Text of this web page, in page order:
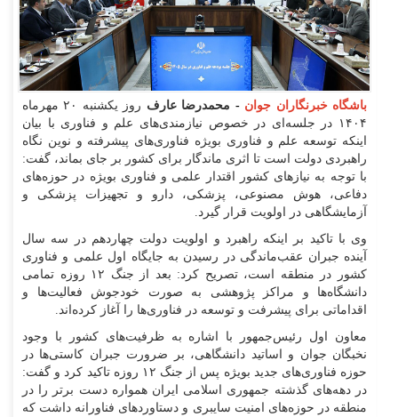
باشگاه خبرنگاران جوان- محمدرضا عارف
روز یکشنبه ۲۰ مهرماه
۱۴۰۴ در جلسه‌ای در خصوص نیازمندی‌های علم و فناوری با بیان
اینکه توسعه علم و فناوری بویژه فناوری‌های پیشرفته و نوین نگاه
راهبردی دولت است تا اثری ماندگار برای کشور بر جای بماند، گفت:
با توجه به نیازهای کشور اقتدار علمی و فناوری بویژه در حوزه‌های
دفاعی، هوش مصنوعی، پزشکی، دارو و تجهیزات پزشکی و
آزمایشگاهی در اولویت قرار گیرد.
وی با تاکید بر اینکه راهبرد و اولویت دولت چهاردهم در سه سال
آینده جبران عقب‌ماندگی در رسیدن به جایگاه اول علمی و فناوری
کشور در منطقه است، تصریح کرد: بعد از جنگ ۱۲ روزه تمامی
دانشگاه‌ها و مراکز پژوهشی به صورت خودجوش فعالیت‌ها و
اقداماتی برای پیشرفت و توسعه در فناوری‌ها را آغاز کرده‌اند.
معاون اول رئیس‌جمهور با اشاره به ظرفیت‌های کشور با وجود
نخبگان جوان و اساتید دانشگاهی، بر ضرورت جبران کاستی‌ها در
حوزه فناوری‌های جدید بویژه پس از جنگ ۱۲ روزه تاکید کرد و گفت:
در دهه‌های گذشته جمهوری اسلامی ایران همواره دست برتر را در
منطقه در حوزه‌های امنیت سایبری و دستاوردهای فناورانه داشت که